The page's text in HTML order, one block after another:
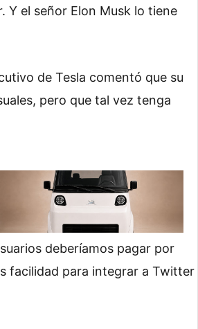
Y el señor Elon Musk lo tiene
de Tesla comentó que su
pero que tal vez tenga
deberíamos pagar por
facilidad para integrar a Twitter